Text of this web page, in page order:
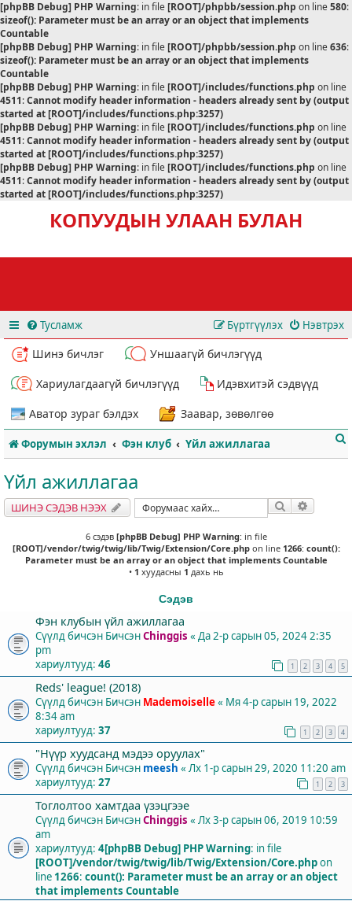
[phpBB Debug] PHP Warning: in file[ROOT]/phpbb/session.php on line580:
sizeof(): Parameter must be an array or an object that implements
Countable
[phpBB Debug] PHP Warning: in file[ROOT]/phpbb/session.php on line636:
sizeof(): Parameter must be an array or an object that implements
Countable
[phpBB Debug] PHP Warning: in file[ROOT]/includes/functions.php on line
4511:Cannot modify header information - headers already sent by (output
started at [ROOT]/includes/functions.php:3257)
[phpBB Debug] PHP Warning: in file[ROOT]/includes/functions.php on line
4511:Cannot modify header information - headers already sent by (output
started at [ROOT]/includes/functions.php:3257)
[phpBB Debug] PHP Warning: in file[ROOT]/includes/functions.php on line
4511:Cannot modify header information - headers already sent by (output
started at [ROOT]/includes/functions.php:3257)
КОПУУДЫН УЛААН БУЛАН
Тусламж Нэвтрэх
Бүртгүүлэх
Шинэ бичлэг
Уншаагүй бичлэгүүд
Хариулагдаагүй бичлэгүүд
Идэвхитэй сэдвүүд
Аватор зураг бэлдэх
Заавар, зөвөлгөө
Форумын эхлэл Фэн клуб Үйл ажиллагаа
Үйл ажиллагаа
ШИНЭ СЭДЭВ НЭЭХ Хайлт
6 сэдэв [phpBB Debug] PHP Warning: in file
[ROOT]/vendor/twig/twig/lib/Twig/Extension/Core.phpon line 1266: count():
Parameter must be an array or an object that implements Countable
• 1 хуудасны 1 дахь нь
Сэдэв
Фэн клубын үйл ажиллагаа
Сүүлд бичсэн БичсэнChinggis « Да 2-р сарын 05, 2024 2:35
pm
хариултууд: 46 1 2 3 4 5
Reds' league! (2018)
Сүүлд бичсэн Бичсэн Mademoiselle« Мя 4-р сарын 19, 2022
8:34 am
хариултууд: 37 1 2 3 4
"Нүүр хуудсанд мэдээ оруулах"
Сүүлд бичсэн Бичсэн meesh « Лх 1-р сарын 29, 2020 11:20 am
хариултууд: 27 1 2 3
Тоглолтоо хамтдаа үзэцгээе
Сүүлд бичсэн БичсэнChinggis « Лх 3-р сарын 06, 2019 10:59
am
хариултууд: 4[phpBB Debug] PHP Warning: in file
[ROOT]/vendor/twig/twig/lib/Twig/Extension/Core.phpon
line 1266: count(): Parameter must be an array or an object
that implements Countable